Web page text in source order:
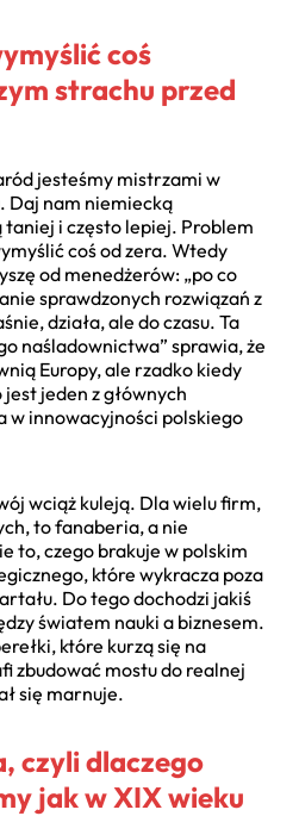
coś
strachu przed
jesteśmy mistrzami w
Daj nam niemiecką
taniej i często lepiej. Problem
coś od zera. Wtedy
od menedżerów: „po co
sprawdzonych rozwiązań z
działa, ale do czasu. Ta
naśladownictwa” sprawia, że
Europy, ale rzadko kiedy
jeden z głównych
w innowacyjności polskiego
wciąż kuleją. Dla wielu firm,
to fanaberia, a nie
to, czego brakuje w polskim
które wykracza poza
Do tego dochodzi jakiś
światem nauki a biznesem.
które kurzą się na
zbudować mostu do realnej
się marnuje.
czyli dlaczego
jak w XIX wieku